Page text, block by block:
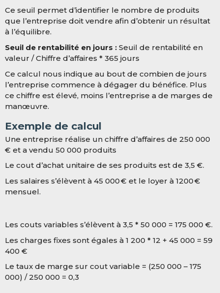
Ce seuil permet d’identifier le nombre de produits
que l’entreprise doit vendre afin d’obtenir un résultat
à l’équilibre.
Seuil de rentabilité en jours :Seuil de rentabilité en
valeur / Chiffre d’affaires * 365 jours
Ce calcul nous indique au bout de combien de jours
l’entreprise commence à dégager du bénéfice. Plus
ce chiffre est élevé, moins l’entreprise a de marges de
manœuvre.
Exemple de calcul
Une entreprise réalise un chiffre d’affaires de 250 000
€ et a vendu 50 000 produits
Le cout d’achat unitaire de ses produits est de 3,5 €.
Les salaires s’élèvent à 45 000 € et le loyer à 1200 €
mensuel.
Les couts variables s’élèvent à 3,5 * 50 000 = 175 000 €.
Les charges fixes sont égales à 1 200 * 12 + 45 000 = 59
400 €
Le taux de marge sur cout variable = (250 000 – 175
000) / 250 000 = 0,3